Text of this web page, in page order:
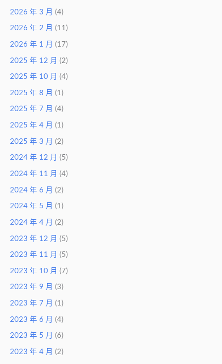
2026 年 3 月 (4)
2026 年 2 月 (11)
2026 年 1 月 (17)
2025 年 12 月 (2)
2025 年 10 月 (4)
2025 年 8 月 (1)
2025 年 7 月 (4)
2025 年 4 月 (1)
2025 年 3 月 (2)
2024 年 12 月 (5)
2024 年 11 月 (4)
2024 年 6 月 (2)
2024 年 5 月 (1)
2024 年 4 月 (2)
2023 年 12 月 (5)
2023 年 11 月 (5)
2023 年 10 月 (7)
2023 年 9 月 (3)
2023 年 7 月 (1)
2023 年 6 月 (4)
2023 年 5 月 (6)
2023 年 4 月 (2)